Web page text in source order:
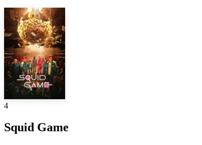
4
Squid Game